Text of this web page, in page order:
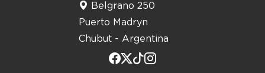
Belgrano 250
Puerto Madryn
Chubut - Argentina